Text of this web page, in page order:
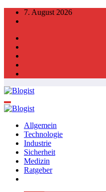
Zum
Inhalt
7. August 2026
Allgemein
Technologie
Industrie
Sicherheit
Medizin
Ratgeber